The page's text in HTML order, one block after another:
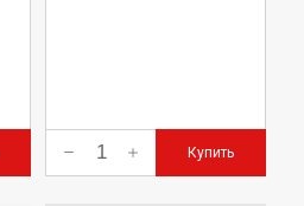
Купить